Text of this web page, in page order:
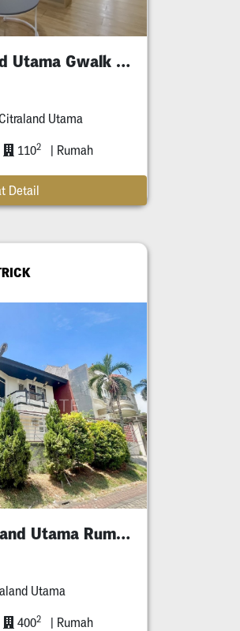
Rumah Citraland Utama Gwalk Full Furnished Murah
Utama
1102 | Rumah
Detail
Termurah Citraland Utama Rumah Minimalis 5M An
Utama
4002 | Rumah